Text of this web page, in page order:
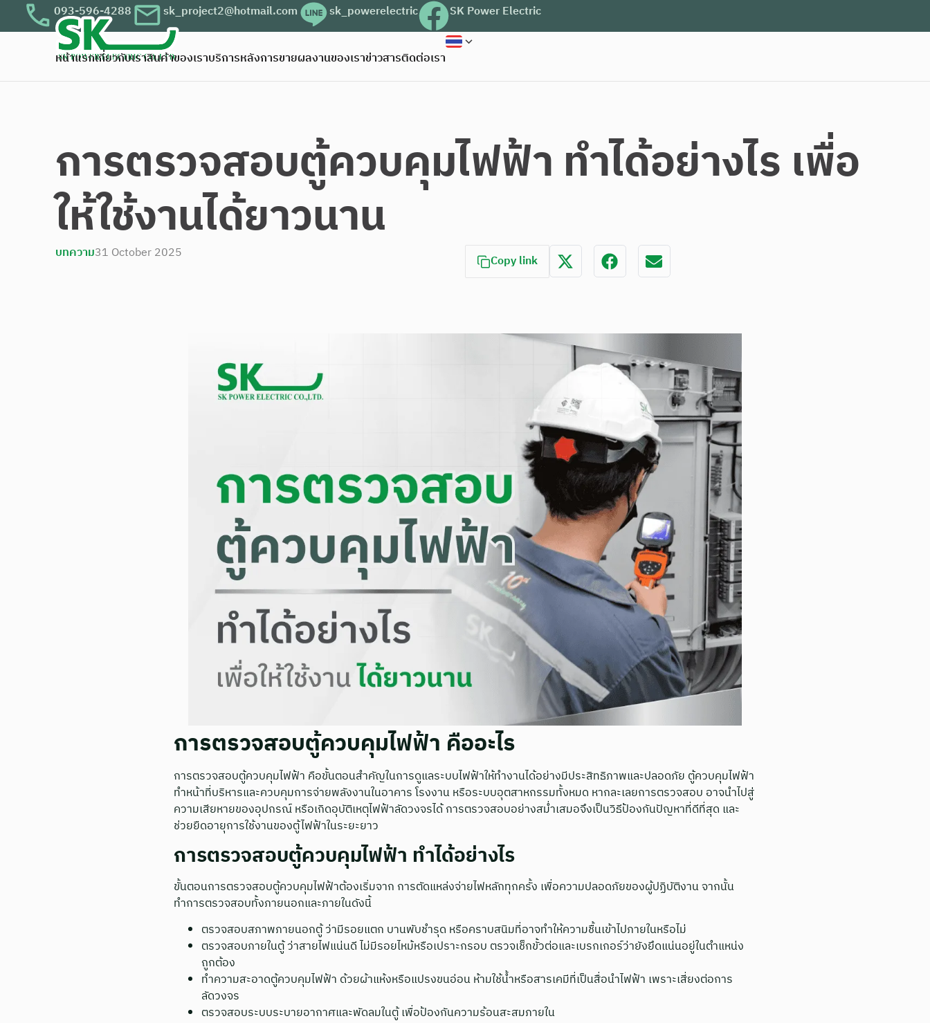
093-596-4288 sk_project2@hotmail.com sk_powerelectric SK Power Electric
หน้าแรกเกี่ยวกับเราสินค้าของเราบริการหลังการขายผลงานของเราข่าวสารติดต่อเรา
การตรวจสอบตู้ควบคุมไฟฟ้า ทำได้อย่างไร เพื่อ
ให้ใช้งานได้ยาวนาน
บทความ31 October 2025 Copy link
การตรวจสอบตู้ควบคุมไฟฟ้า คืออะไร
การตรวจสอบตู้ควบคุมไฟฟ้า คือขั้นตอนสำคัญในการดูแลระบบไฟฟ้าให้ทำงานได้อย่างมีประสิทธิภาพและปลอดภัย ตู้ควบคุมไฟฟ้า
ทำหน้าที่บริหารและควบคุมการจ่ายพลังงานในอาคาร โรงงาน หรือระบบอุตสาหกรรมทั้งหมด หากละเลยการตรวจสอบ อาจนำไปสู่
ความเสียหายของอุปกรณ์ หรือเกิดอุบัติเหตุไฟฟ้าลัดวงจรได้ การตรวจสอบอย่างสม่ำเสมอจึงเป็นวิธีป้องกันปัญหาที่ดีที่สุด และ
ช่วยยืดอายุการใช้งานของตู้ไฟฟ้าในระยะยาว
การตรวจสอบตู้ควบคุมไฟฟ้า ทำได้อย่างไร
ขั้นตอนการตรวจสอบตู้ควบคุมไฟฟ้าต้องเริ่มจาก การตัดแหล่งจ่ายไฟหลักทุกครั้ง เพื่อความปลอดภัยของผู้ปฏิบัติงาน จากนั้น
ทำการตรวจสอบทั้งภายนอกและภายในดังนี้
ตรวจสอบสภาพภายนอกตู้ ว่ามีรอยแตก บานพับชำรุด หรือคราบสนิมที่อาจทำให้ความชื้นเข้าไปภายในหรือไม่
ตรวจสอบภายในตู้ ว่าสายไฟแน่นดี ไม่มีรอยไหม้หรือเปราะกรอบ ตรวจเช็กขั้วต่อและเบรกเกอร์ว่ายังยึดแน่นอยู่ในตำแหน่ง
ถูกต้อง
ทำความสะอาดตู้ควบคุมไฟฟ้า ด้วยผ้าแห้งหรือแปรงขนอ่อน ห้ามใช้น้ำหรือสารเคมีที่เป็นสื่อนำไฟฟ้า เพราะเสี่ยงต่อการ
ลัดวงจร
ตรวจสอบระบบระบายอากาศและพัดลมในตู้ เพื่อป้องกันความร้อนสะสมภายใน